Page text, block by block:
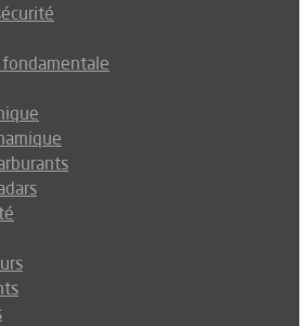
fondamentale